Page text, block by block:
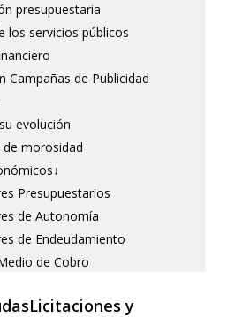
presupuestaria
los servicios públicos
Campañas de Publicidad
evolución
morosidad
↓
Presupuestarios
de Autonomía
de Endeudamiento
de Cobro
Licitaciones y